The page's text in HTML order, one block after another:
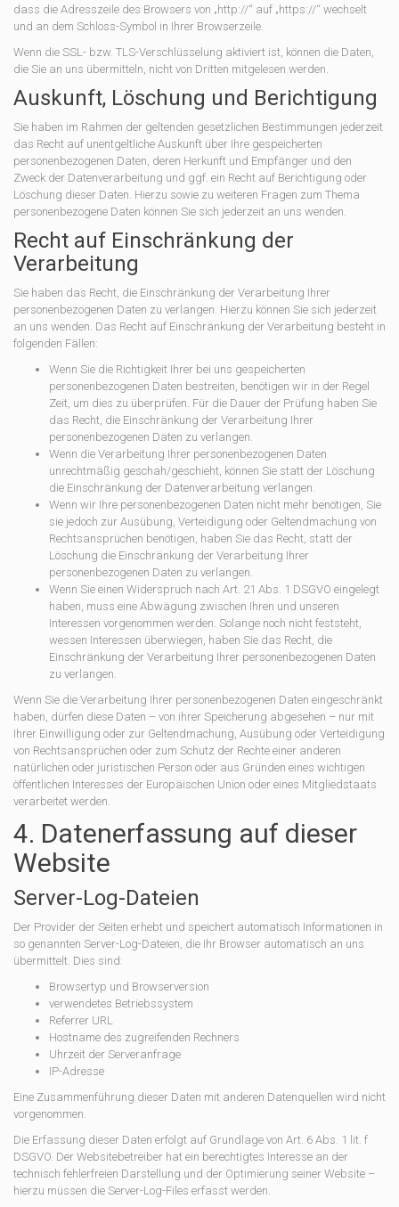
dass die Adresszeile des Browsers von „http://“ auf „https://“ wechselt
und an dem Schloss-Symbol in Ihrer Browserzeile.
Wenn die SSL- bzw. TLS-Verschlüsselung aktiviert ist, können die Daten,
die Sie an uns übermitteln, nicht von Dritten mitgelesen werden.
Auskunft, Löschung und Berichtigung
Sie haben im Rahmen der geltenden gesetzlichen Bestimmungen jederzeit
das Recht auf unentgeltliche Auskunft über Ihre gespeicherten
personenbezogenen Daten, deren Herkunft und Empfänger und den
Zweck der Datenverarbeitung und ggf. ein Recht auf Berichtigung oder
Löschung dieser Daten. Hierzu sowie zu weiteren Fragen zum Thema
personenbezogene Daten können Sie sich jederzeit an uns wenden.
Recht auf Einschränkung der
Verarbeitung
Sie haben das Recht, die Einschränkung der Verarbeitung Ihrer
personenbezogenen Daten zu verlangen. Hierzu können Sie sich jederzeit
an uns wenden. Das Recht auf Einschränkung der Verarbeitung besteht in
folgenden Fällen:
Wenn Sie die Richtigkeit Ihrer bei uns gespeicherten
personenbezogenen Daten bestreiten, benötigen wir in der Regel
Zeit, um dies zu überprüfen. Für die Dauer der Prüfung haben Sie
das Recht, die Einschränkung der Verarbeitung Ihrer
personenbezogenen Daten zu verlangen.
Wenn die Verarbeitung Ihrer personenbezogenen Daten
unrechtmäßig geschah/geschieht, können Sie statt der Löschung
die Einschränkung der Datenverarbeitung verlangen.
Wenn wir Ihre personenbezogenen Daten nicht mehr benötigen, Sie
sie jedoch zur Ausübung, Verteidigung oder Geltendmachung von
Rechtsansprüchen benötigen, haben Sie das Recht, statt der
Löschung die Einschränkung der Verarbeitung Ihrer
personenbezogenen Daten zu verlangen.
Wenn Sie einen Widerspruch nach Art. 21 Abs. 1 DSGVO eingelegt
haben, muss eine Abwägung zwischen Ihren und unseren
Interessen vorgenommen werden. Solange noch nicht feststeht,
wessen Interessen überwiegen, haben Sie das Recht, die
Einschränkung der Verarbeitung Ihrer personenbezogenen Daten
zu verlangen.
Wenn Sie die Verarbeitung Ihrer personenbezogenen Daten eingeschränkt
haben, dürfen diese Daten – von ihrer Speicherung abgesehen – nur mit
Ihrer Einwilligung oder zur Geltendmachung, Ausübung oder Verteidigung
von Rechtsansprüchen oder zum Schutz der Rechte einer anderen
natürlichen oder juristischen Person oder aus Gründen eines wichtigen
öffentlichen Interesses der Europäischen Union oder eines Mitgliedstaats
verarbeitet werden.
4. Datenerfassung auf dieser
Website
Server-Log-Dateien
Der Provider der Seiten erhebt und speichert automatisch Informationen in
so genannten Server-Log-Dateien, die Ihr Browser automatisch an uns
übermittelt. Dies sind:
Browsertyp und Browserversion
verwendetes Betriebssystem
Referrer URL
Hostname des zugreifenden Rechners
Uhrzeit der Serveranfrage
IP-Adresse
Eine Zusammenführung dieser Daten mit anderen Datenquellen wird nicht
vorgenommen.
Die Erfassung dieser Daten erfolgt auf Grundlage von Art. 6 Abs. 1 lit. f
DSGVO. Der Websitebetreiber hat ein berechtigtes Interesse an der
technisch fehlerfreien Darstellung und der Optimierung seiner Website –
hierzu müssen die Server-Log-Files erfasst werden.